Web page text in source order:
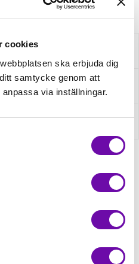
cookies
ska erbjuda dig
samtycke genom att
via inställningar.